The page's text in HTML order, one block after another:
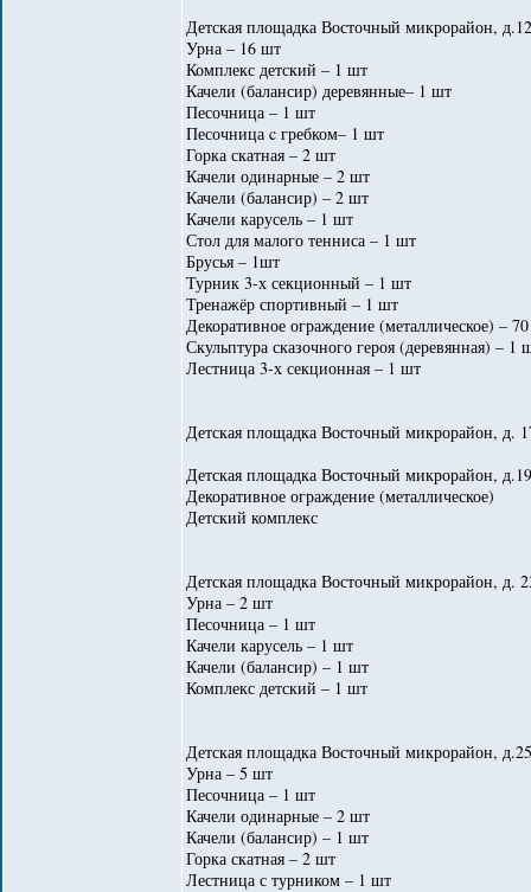
Детская площадка Восточный микрорайон,
Урна – 16 шт
Комплекс детский – 1 шт
Качели (балансир) деревянные– 1 шт
Песочница – 1 шт
Песочница c гребком– 1 шт
Горка скатная – 2 шт
Качели одинарные – 2 шт
Качели (балансир) – 2 шт
Качели карусель – 1 шт
Стол для малого тенниса – 1 шт
Брусья – 1шт
Турник 3-х секционный – 1 шт
Тренажёр спортивный – 1 шт
Декоративное ограждение (металлическое) –
Скульптура сказочного героя (деревянная) – 1
Лестница 3-х секционная – 1 шт
Детская площадка Восточный микрорайон,
Детская площадка Восточный микрорайон,
Декоративное ограждение (металлическое)
Детский комплекс
Детская площадка Восточный микрорайон, д.
Урна – 2 шт
Песочница – 1 шт
Качели карусель – 1 шт
Качели (балансир) – 1 шт
Комплекс детский – 1 шт
Детская площадка Восточный микрорайон,
Урна – 5 шт
Песочница – 1 шт
Качели одинарные – 2 шт
Качели (балансир) – 1 шт
Горка скатная – 2 шт
Лестница с турником – 1 шт